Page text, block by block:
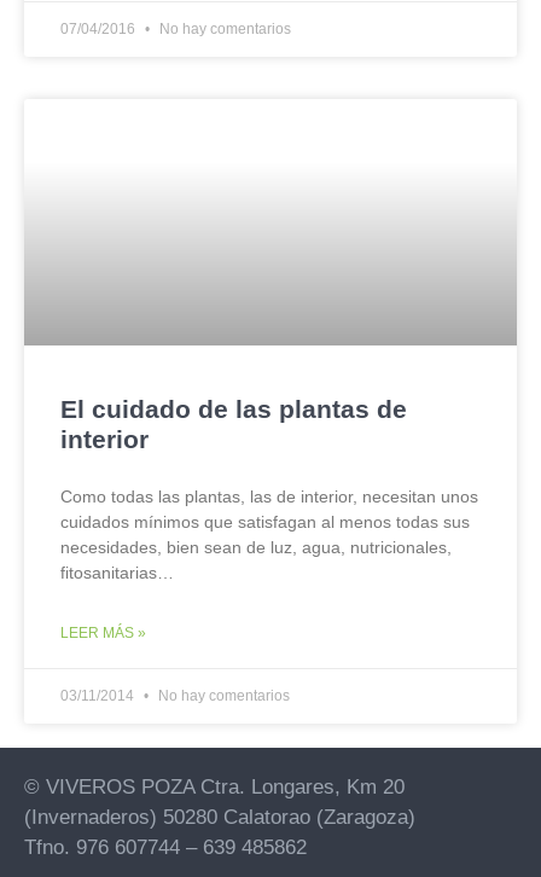
07/04/2016 No hay comentarios
El cuidado de las plantas de
interior
Como todas las plantas, las de interior, necesitan unos
cuidados mínimos que satisfagan al menos todas sus
necesidades, bien sean de luz, agua, nutricionales,
fitosanitarias…
LEER MÁS »
03/11/2014 No hay comentarios
© VIVEROS POZA Ctra. Longares, Km 20
(Invernaderos) 50280 Calatorao (Zaragoza)
Tfno. 976 607744 – 639 485862